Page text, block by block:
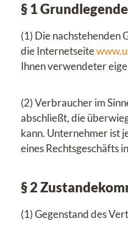
§ 1
(1) Die nachstehenden
die Internetseite
Ihnen verwendeter
(2) Verbraucher im
abschließt, die
kann. Unternehmer ist
eines Rechtsgeschäfts
§ 2
(1) Gegenstand des